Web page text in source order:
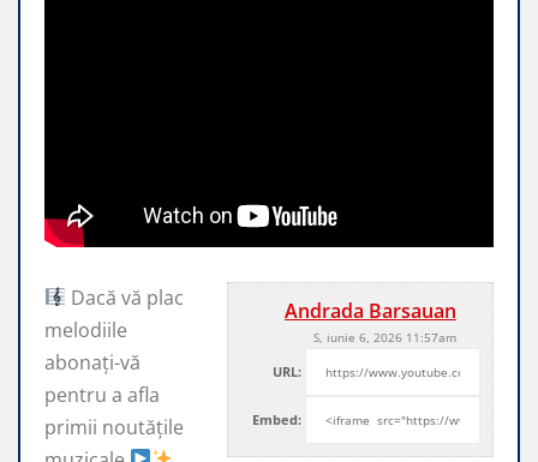
Andrada Barsauan
S, iunie 6, 2026 11:57am
URL:
Embed:
Dacă vă plac
melodiile
abonați-vă
pentru a afla
primii noutățile